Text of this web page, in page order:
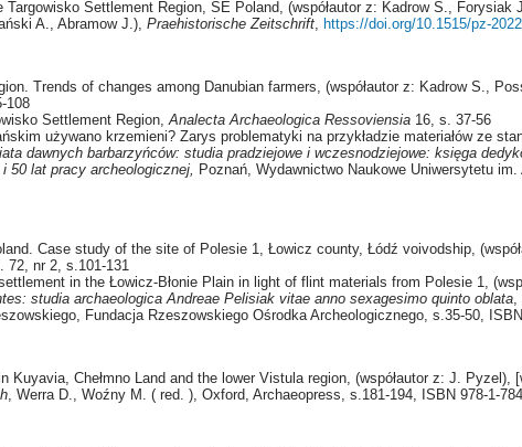
Settlement Region, SE Poland, (współautor z: Kadrow S., Forysiak
A., Abramow J.), Praehistorische Zeitschrift
https://doi.org/10.1515/pz-
Trends of changes among Danubian farmers, (współautor z: Kadrow S.,
108
Settlement Region, Analecta Archaeologica Ressoviensia 16, s. 37-56
używano krzemieni? Zarys problematyki na przykładzie materiałów ze
dawnych barbarzyńców: studia pradziejowe i wczesnodziejowe: księga
50 lat pracy archeologicznej,
Poznań, Wydawnictwo Naukowe Uniwersytetu im.
Case study of the site of Polesie 1, Łowicz county, Łódź voivodship,
72, nr 2, s.101-131
in the Łowicz-Błonie Plain in light of flint materials from Polesie 1,
studia archaeologica Andreae Pelisiak vitae anno sexagesimo quinto oblata
Fundacja Rzeszowskiego Ośrodka Archeologicznego, s.35-50,
Chełmno Land and the lower Vistula region, (współautor z: J. Pyzel),
, Werra D., Woźny M. ( red. ), Oxford, Archaeopress, s.181-194, ISBN 978-1-